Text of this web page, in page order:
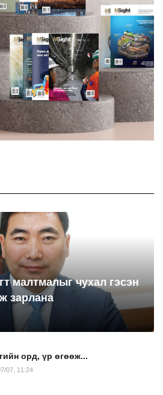
малтмалыг чухал гэсэн
зарлана
орд, үр өгөөж...
07, 11:24